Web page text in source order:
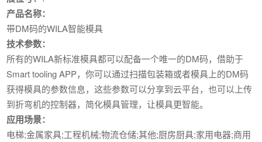
产品名称：
带DM码的WILA智能模具
技术参数：
所有的WILA新标准模具都可以配备一个唯一的DM码，借助于
Smart tooling APP，你可以通过扫描包装箱或者模具上的DM码
获得模具的参数信息，这些参数可以分享到云平台，也可以上传
到折弯机的控制器，简化模具管理，让模具更智能。
应用场景：
电梯;金属家具;工程机械;物流仓储;其他;厨房厨具;家用电器;商用